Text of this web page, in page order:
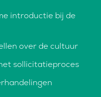
introductie bij de
over de cultuur
sollicitatieproces